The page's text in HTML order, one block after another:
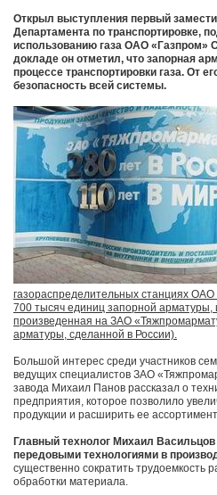
Открыл выступления первый
Департамента по транспортировке,
использованию газа ОАО «Газпром»
докладе он отметил, что запорная
процессе транспортировки газа. От
безопасность всей системы.
газораспределительных станциях
700 тысяч единиц запорной арматуры,
произведенная на ЗАО
арматуры, сделанной в России).
Большой интерес среди участников
ведущих специалистов ЗАО
завода Михаил Панов рассказал о
предприятия, которое позволило
продукции и расширить ее
Главный технолог Михаил
передовыми технологиями в
существенно сократить трудоемкость
обработки материала.